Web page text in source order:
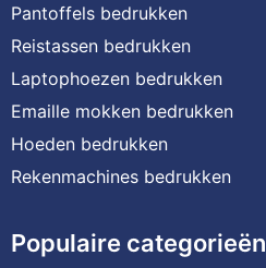
Pantoffels bedrukken
Reistassen bedrukken
Laptophoezen bedrukken
Emaille mokken bedrukken
Hoeden bedrukken
Rekenmachines bedrukken
Populaire categorieën